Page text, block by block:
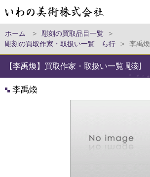
ホーム > 彫刻の買取品目一覧
>
彫刻の買取作家・取扱い一覧 ら行
> 李禹煥
【李禹煥】買取作家・取扱い一覧 彫刻
李禹煥